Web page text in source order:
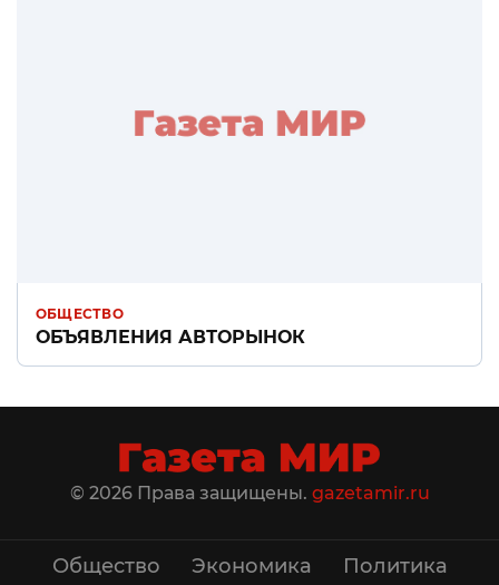
ОБЩЕСТВО
ОБЪЯВЛЕНИЯ АВТОРЫНОК
© 2026 Права защищены. gazetamir.ru
Общество Экономика Политика